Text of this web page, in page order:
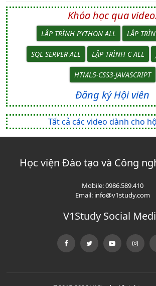
Khóa học qua
LẬP TRÌNH PYTHON ALL LẬP
SQL SERVER ALL LẬP TRÌNH C ALL
HTML5-CSS3-JAVASCRIPT
Đăng ký Hội viên
Tất cả các video dành cho
Học viện Đào tạo và Công
Mobile:0986.589.410
Email: info@v1study.com
V1Study Social